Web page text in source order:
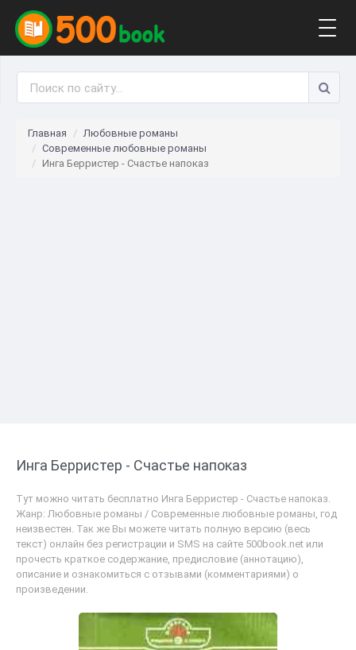
Главная
Любовные романы
Современные любовные романы
Инга Берристер - Счастье напоказ
Инга Берристер - Счастье напоказ
Тут можно читать бесплатно Инга Берристер - Счастье напоказ.
Жанр: Любовные романы / Современные любовные романы, год
неизвестен. Так же Вы можете читать полную версию (весь
текст) онлайн без регистрации и SMS на сайте 500book.net или
прочесть краткое содержание, предисловие (аннотацию),
описание и ознакомиться с отзывами (комментариями) о
произведении.